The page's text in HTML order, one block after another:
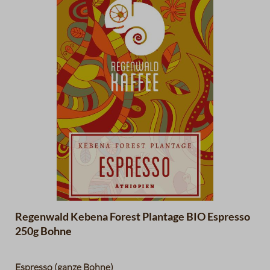
ist und daher nicht mit US Zahlungsdienstleistern (z.B.
PayPal) bezahlt werden kann. Auf diese Einschränkungen
haben wir keinerlei Einfluss.
Regenwald Kebena Forest Plantage BIO Espresso
250g Bohne
Espresso (ganze Bohne)